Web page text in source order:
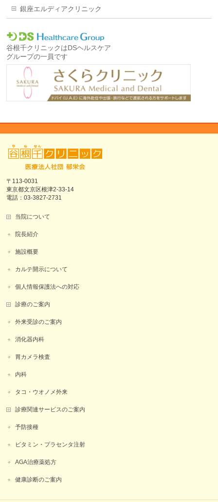
銀座エルディアクリニック
谷根千クリニックはDSヘルスケア
グループの一員です
〒113-0031
東京都文京区根津2-33-14
電話：03-3827-2731
当院について
院長紹介
施設概要
カルテ開示について
個人情報保護法への対応
診療のご案内
外来受診のご案内
消化器内科
胃カメラ検査
内科
タコ・ウオノメ外来
診療関連サービスのご案内
予防接種
ビタミン・プラセンタ注射
AGA治療薬処方
健康診断のご案内